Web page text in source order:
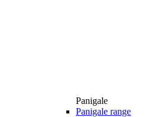
Panigale
Panigale range